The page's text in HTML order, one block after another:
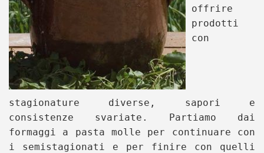
offrire
prodotti
con
stagionature diverse, sapori e
consistenze svariate. Partiamo dai
formaggi a pasta molle per continuare con
i semistagionati e per finire con quelli